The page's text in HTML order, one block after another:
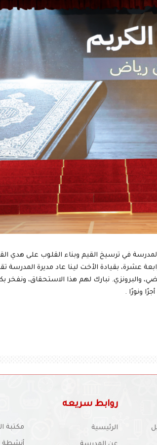
في ترسيخ القيم وبناء القلوب على هدي
عشرة، بقيادة الأخت لينا عاد مديرة المدرسة
والبرونزي. نبارك لهم هذا الاستحقاق،
ونورًا .
روابط سريعه
الرئيسية مكتبة